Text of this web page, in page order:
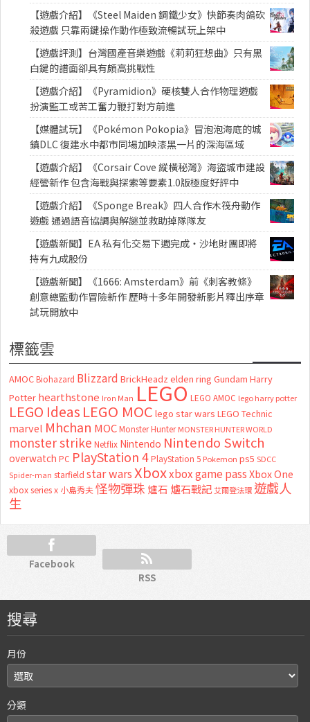
【遊戲介紹】《Steel Maiden 鋼鐵少女》快節奏肉鴿砍
殺遊戲 只靠兩鍵操作動作極致流暢試玩上架中
【遊戲評測】台灣國產音樂遊戲《莉莉狂想曲》只有黑
白鍵的譜面卻具有頗高挑戰性
【遊戲介紹】《Pyramidion》硬核雙人合作物理遊戲
扮演監工或苦工奮力鞭打對方前進
【媒體試玩】《Pokémon Pokopia》冒泡泡海底的城
鎮DLC 復建水中都市同場加映漆黑一片的深海區域
【遊戲介紹】《Corsair Cove 縱橫秘灣》海盜城市建設
經營新作 包含海戰與探索等要素1.0版極度好評中
【遊戲介紹】《Sponge Break》四人合作木筏舟動作
遊戲 通過語音協調與解謎並救助掉隊隊友
【遊戲新聞】EA 私有化交易下週完成・沙地財團即將
持有九成股份
【遊戲新聞】《1666: Amsterdam》前《刺客教條》
創意總監動作冒險新作 歷時十多年開發新影片釋出序章
試玩開放中
標籤雲
AMOC Biohazard Blizzard BrickHeadz elden ring Gundam Harry
Potter hearthstone Iron Man LEGO LEGO AMOC lego harry potter
LEGO Ideas LEGO MOC lego star wars LEGO Technic
marvel Mhchan MOC Monster Hunter MONSTER HUNTER WORLD
monster strike Netflix Nintendo Nintendo Switch
overwatch PC PlayStation 4 PlayStation 5 Pokemon ps5 SDCC
Spider-man starfield star warsXboxxbox game passXbox One
xbox series x 小島秀夫怪物彈珠 爐石 爐石戰記艾爾登法環 遊戲人
生
Facebook
RSS
搜尋
月份
分類